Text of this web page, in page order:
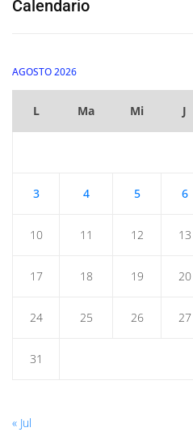
Calendario
AGOSTO 2026
L Ma Mi J
3 4 5 6
10 11 12 13
17 18 19 20
24 25 26 27
31
« Jul